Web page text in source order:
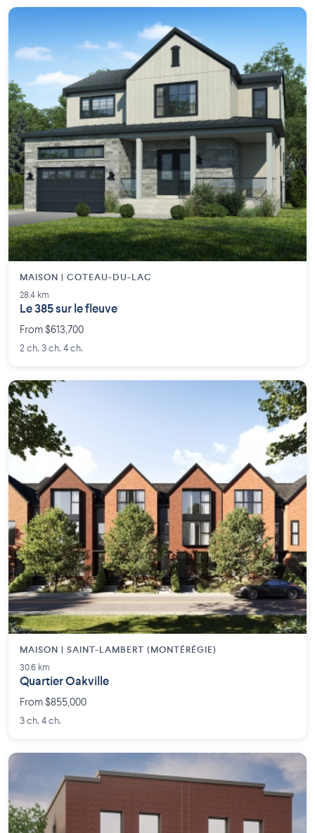
MAISON | COTEAU-DU-LAC
28.4 km
Le 385 sur le fleuve
From $613,700
2 ch. 3 ch. 4 ch.
MAISON | SAINT-LAMBERT (MONTÉRÉGIE)
30.6 km
Quartier Oakville
From $855,000
3 ch. 4 ch.